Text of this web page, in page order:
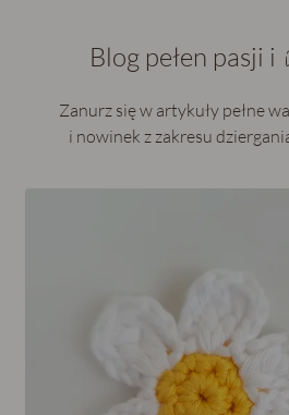
Blog pełen pasji i
Zanurz się w artykuły pełne
i nowinek z zakresu